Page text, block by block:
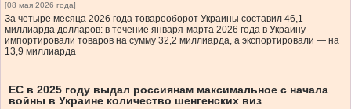
[08 мая 2026 года]
За четыре месяца 2026 года товарооборот Украины составил 46,1
миллиарда долларов: в течение января-марта 2026 года в Украину
импортировали товаров на сумму 32,2 миллиарда, а экспортировали — на
13,9 миллиарда
ЕС в 2025 году выдал россиянам максимальное с начала
войны в Украине количество шенгенских виз